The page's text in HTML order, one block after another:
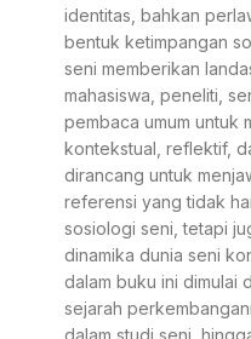
identitas, bahkan
bentuk ketimpangan
seni memberikan
mahasiswa, peneliti,
pembaca umum untuk
kontekstual, reflektif,
dirancang untuk
referensi yang tidak
sosiologi seni, tetapi
dinamika dunia seni
dalam buku ini dimulai
sejarah
dalam studi seni,